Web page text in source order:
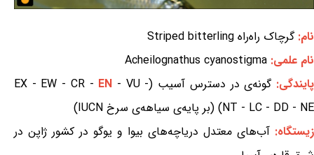
نام:گرچاک راه‌راه Striped bitterling
نام علمی: Acheilognathus cyanostigma
پایندگی:گونه‌ی در دسترس آسیب (EX - EW - CR - EN - VU -
NT - LC - DD - NE) (بر پایه‌ی سیاهه‌ی سرخ IUCN)
زیستگاه: آب‌های معتدل دریاچه‌های بیوا و یوگو در کشور ژاپن در